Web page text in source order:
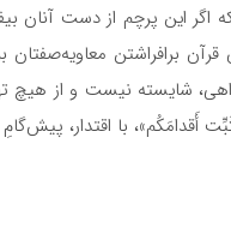
این پرچم از دست آنان
برافراشتن معاویه‌‌صفتان بر
شایسته نیست و از هیچ
أَقدامَکُم»، با اقتدار،